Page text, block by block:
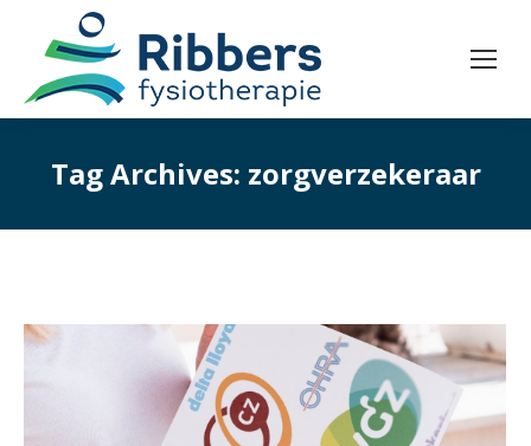
Tag Archives: zorgverzekeraar